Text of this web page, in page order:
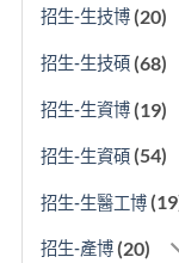
招生-生技博 (20)
招生-生技碩 (68)
招生-生資博 (19)
招生-生資碩 (54)
招生-生醫工博
招生-產博 (20)